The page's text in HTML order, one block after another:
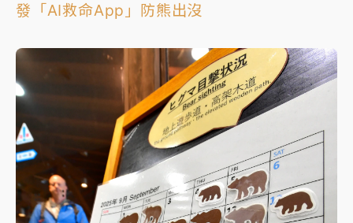
發「AI救命App」防熊出沒